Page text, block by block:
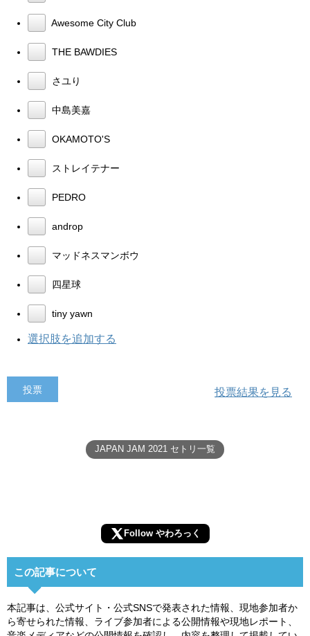
Awesome City Club
THE BAWDIES
さユり
中島美嘉
OKAMOTO'S
ストレイテナー
PEDRO
androp
マッドネスマンボウ
四星球
tiny yawn
選択肢を追加する
投票結果を見る
JAPAN JAM 2021 セトリ一覧
Follow やわろっく
この記事について
本記事は、公式サイト・公式SNSで発表された情報、現地参加者か
ら寄せられた情報、ライブ参加者による公開情報や現地レポート、